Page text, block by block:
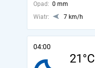
Opad: 0 mm
Wiatr:
7 km/h
04:00
21°C